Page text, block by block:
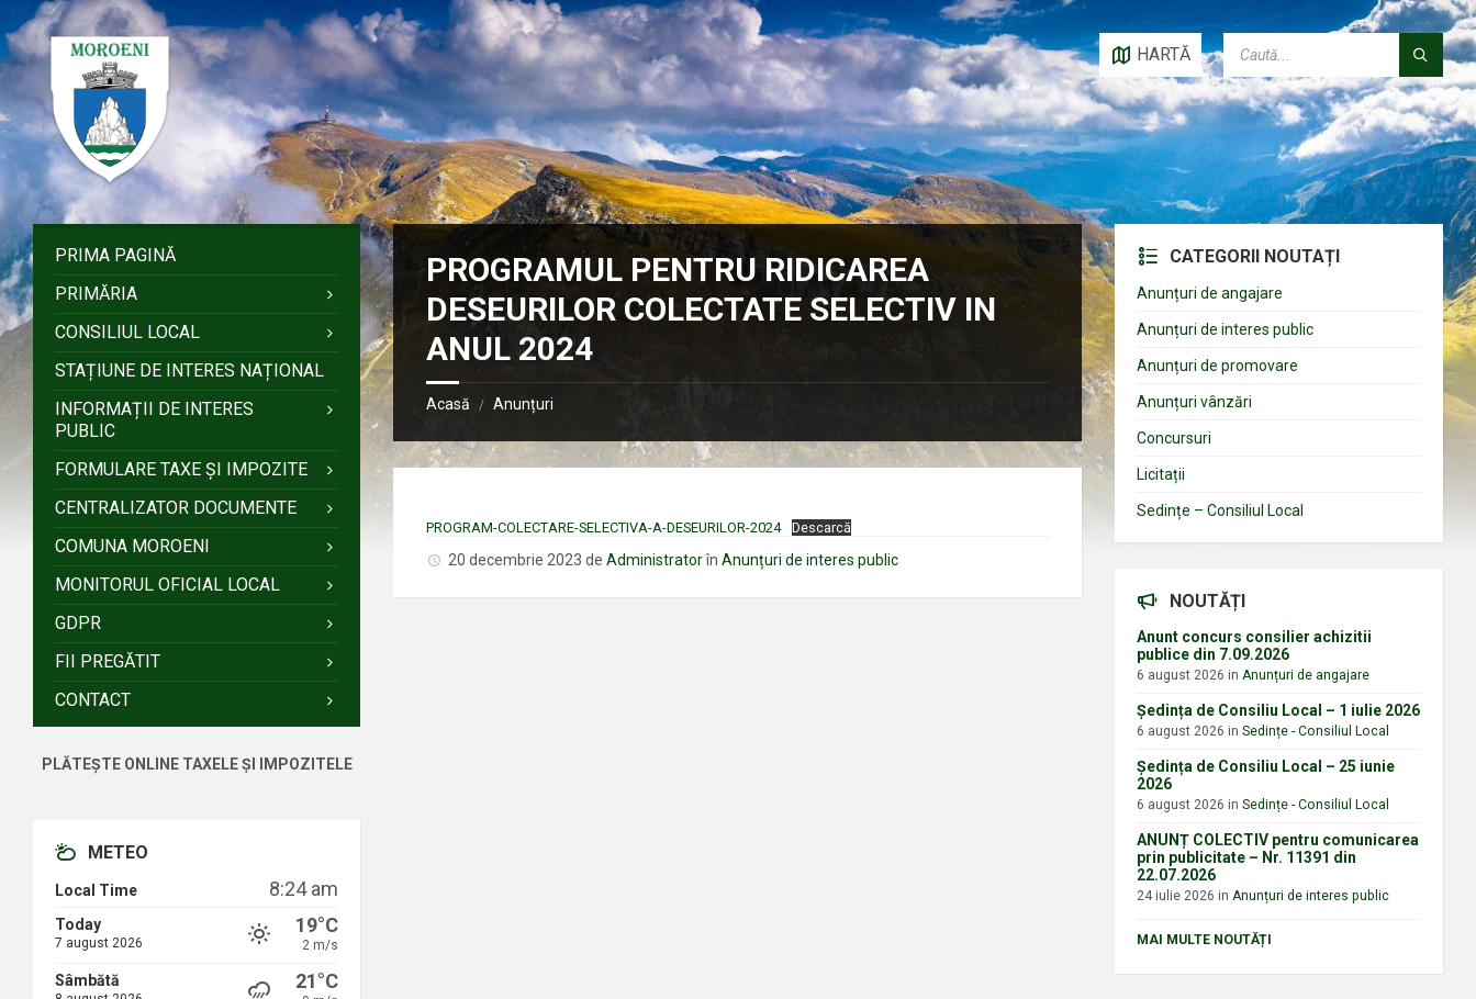
la
conținut
la
bara
laterală
stângă
la
bara
laterală
dreaptă
la
subsol
HARTĂ
PROGRAMUL PENTRU RIDICAREA
DESEURILOR COLECTATE SELECTIV IN
ANUL 2024
Acasă / Anunțuri
PROGRAM-COLECTARE-SELECTIVA-A-DESEURILOR-2024 Descarcă
20 decembrie 2023deAdministrator înAnunțuri de interes public
PRIMA PAGINĂ
PRIMĂRIA
CONSILIUL LOCAL
STAȚIUNE DE INTERES NAȚIONAL
INFORMAȚII DE INTERES
PUBLIC
FORMULARE TAXE ȘI IMPOZITE
CENTRALIZATOR DOCUMENTE
COMUNA MOROENI
MONITORUL OFICIAL LOCAL
GDPR
FII PREGĂTIT
CONTACT
PLĂTEȘTE ONLINE TAXELE ȘI IMPOZITELE
METEO
Local Time 8:24 am
Today
7 august 2026
19°C
2 m/s
Sâmbătă 21°C
CATEGORII NOUTAȚI
Anunțuri de angajare
Anunțuri de interes public
Anunțuri de promovare
Anunțuri vânzări
Concursuri
Licitații
Sedințe – Consiliul Local
NOUTĂȚI
Anunt concurs consilier achizitii
publice din 7.09.2026
6 august 2026inAnunțuri de angajare
Ședința de Consiliu Local – 1 iulie 2026
6 august 2026inSedințe - Consiliul Local
Ședința de Consiliu Local – 25 iunie
2026
6 august 2026inSedințe - Consiliul Local
ANUNȚ COLECTIV pentru comunicarea
prin publicitate – Nr. 11391 din
22.07.2026
24 iulie 2026inAnunțuri de interes public
MAI MULTE NOUTĂȚI